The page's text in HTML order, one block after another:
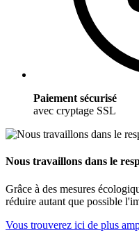
Paiement sécurisé
avec cryptage SSL
Nous travaillons dans le
Grâce à des mesures
réduire autant que possible
Vous trouverez ici de plus